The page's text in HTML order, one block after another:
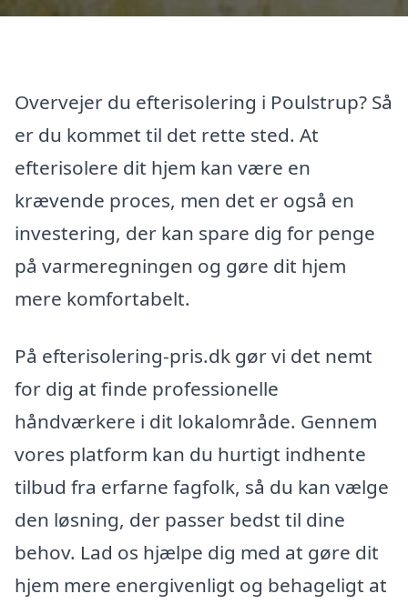
Overvejer du efterisolering i Poulstrup? Så
er du kommet til det rette sted. At
efterisolere dit hjem kan være en
krævende proces, men det er også en
investering, der kan spare dig for penge
på varmeregningen og gøre dit hjem
mere komfortabelt.
På efterisolering-pris.dk gør vi det nemt
for dig at finde professionelle
håndværkere i dit lokalområde. Gennem
vores platform kan du hurtigt indhente
tilbud fra erfarne fagfolk, så du kan vælge
den løsning, der passer bedst til dine
behov. Lad os hjælpe dig med at gøre dit
hjem mere energivenligt og behageligt at